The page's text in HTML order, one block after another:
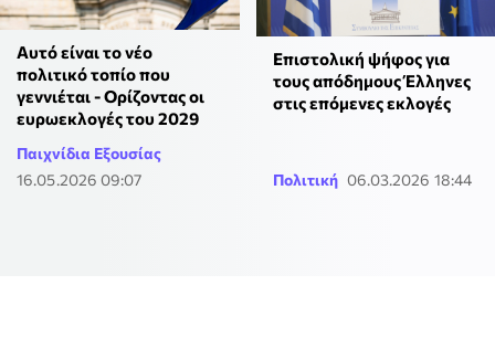
Αυτό είναι το νέο
πολιτικό τοπίο που
γεννιέται - Ορίζοντας οι
ευρωεκλογές του 2029
Παιχνίδια Εξουσίας
16.05.2026 09:07
Επιστολική ψήφος για
τους απόδημους Έλληνες
στις επόμενες εκλογές
Πολιτική 06.03.2026 18:44